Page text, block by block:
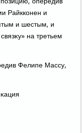
Райкконен и
и шестым, и
на третьем
Фелипе Массу,